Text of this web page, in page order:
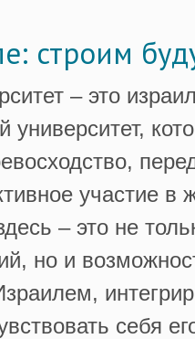
строим
– это
университет,
участие в
– это не
но и
себя